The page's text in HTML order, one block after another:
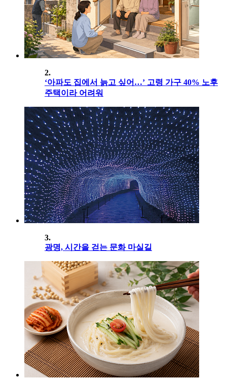
2.
‘아파도 집에서 늙고 싶어…’ 고령 가구 40% 노후
주택이라 어려워
3.
광명, 시간을 걷는 문화 마실길